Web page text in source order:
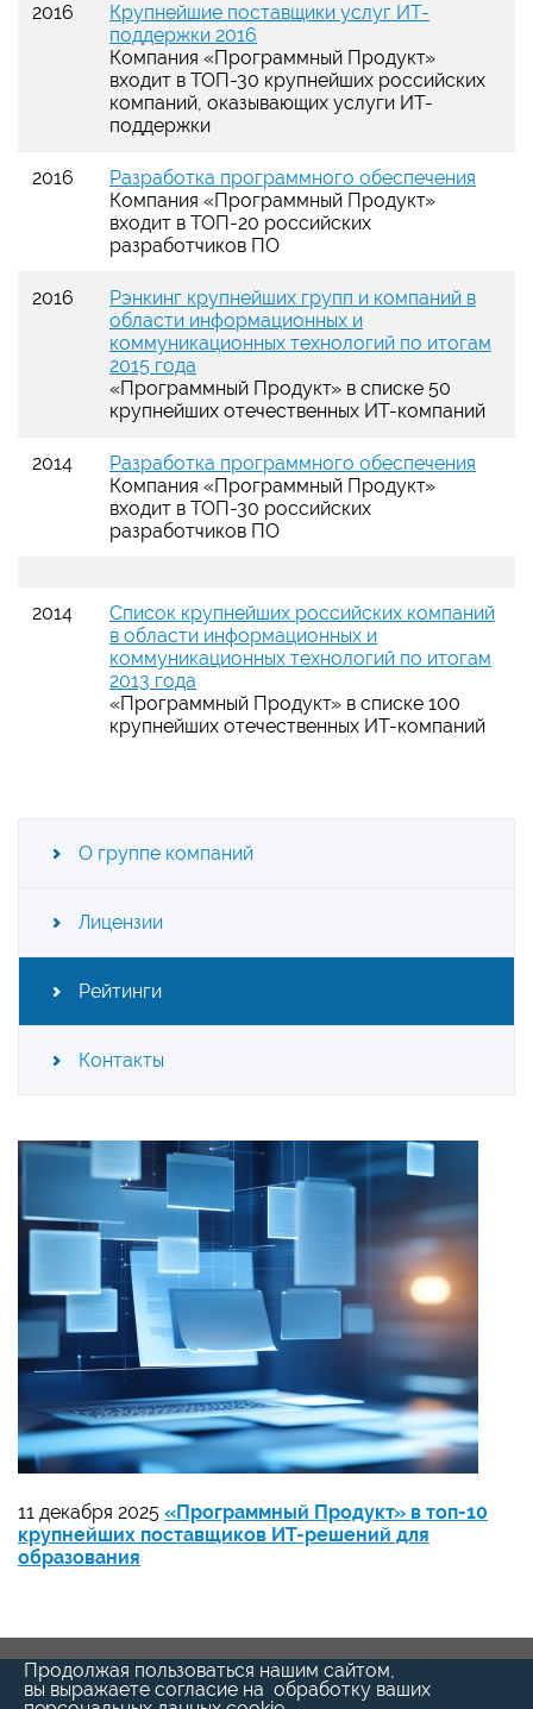
2016
Крупнейшие поставщики услуг ИТ-
поддержки 2016
Компания «Программный Продукт»
входит в ТОП-30 крупнейших российских
компаний, оказывающих услуги ИТ-
поддержки
2016
Разработка программного обеспечения
Компания «Программный Продукт»
входит в ТОП-20 российских
разработчиков ПО
2016
Рэнкинг крупнейших групп и компаний в
области информационных и
коммуникационных технологий по итогам
2015 года
«Программный Продукт» в списке 50
крупнейших отечественных ИТ-компаний
2014
Разработка программного обеспечения
Компания «Программный Продукт»
входит в ТОП-30 российских
разработчиков ПО
2014
Список крупнейших российских компаний
в области информационных и
коммуникационных технологий по итогам
2013 года
«Программный Продукт» в списке 100
крупнейших отечественных ИТ-компаний
О группе компаний
Лицензии
Рейтинги
Контакты
11 декабря 2025 «Программный Продукт» в топ-10
крупнейших поставщиков ИТ-решений для
образования
Продолжая пользоваться нашим сайтом,
вы выражаете согласие на обработку ваших